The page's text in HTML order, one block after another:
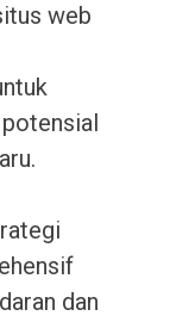
web
dan